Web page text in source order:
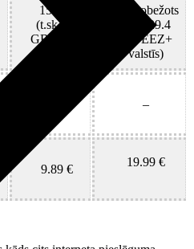
15 GB
(t.sk. 15
GB EEZ+
Neierobežots
(t.sk. 29.4
GB EEZ+
valstīs)
–
9.89 €
19.99 €